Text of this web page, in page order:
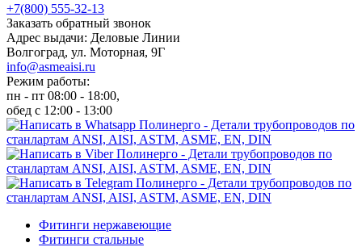
+7(800) 555-32-13
Заказать обратный звонок
Адрес выдачи: Деловые Линии
Волгоград, ул. Моторная, 9Г
info@asmeaisi.ru
Режим работы:
пн - пт 08:00 - 18:00,
обед с 12:00 - 13:00
Фитинги нержавеющие
Фитинги стальные